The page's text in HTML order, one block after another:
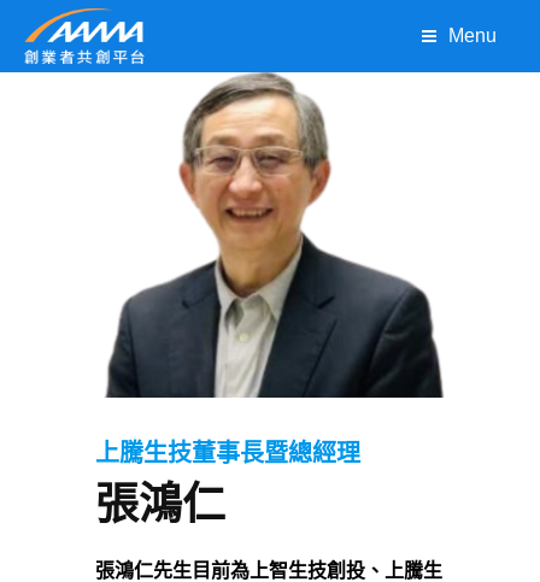
Menu
上騰生技董事長暨總經理
張鴻仁
張鴻仁先生目前為上智生技創投、上騰生